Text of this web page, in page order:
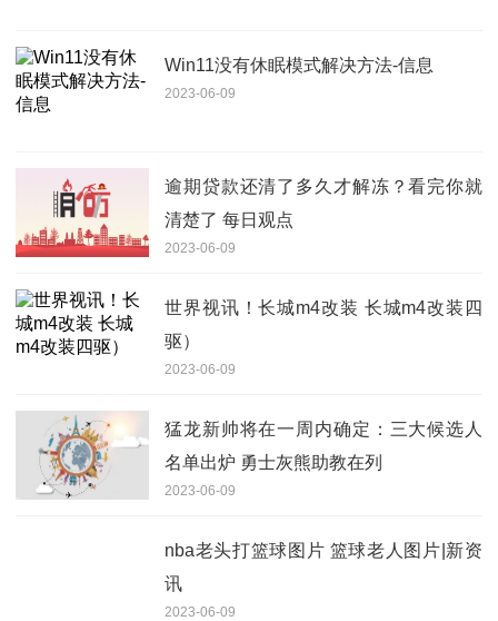
Win11没有休眠模式解决方法-信息
2023-06-09
逾期贷款还清了多久才解冻？看完你就
清楚了 每日观点
2023-06-09
世界视讯！长城m4改装 长城m4改装四
驱）
2023-06-09
猛龙新帅将在一周内确定：三大候选人
名单出炉 勇士灰熊助教在列
2023-06-09
nba老头打篮球图片 篮球老人图片|新资
讯
2023-06-09